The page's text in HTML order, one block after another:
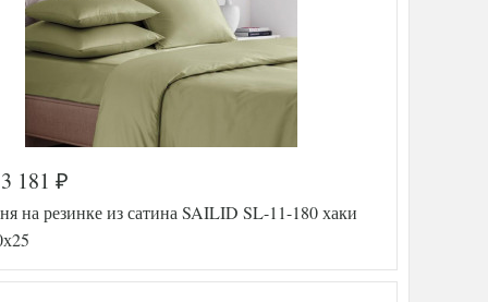
557-214
SLD-SL
180х200
3 181 ₽
на резинке из сатина SAILID SL-11-180 хаки